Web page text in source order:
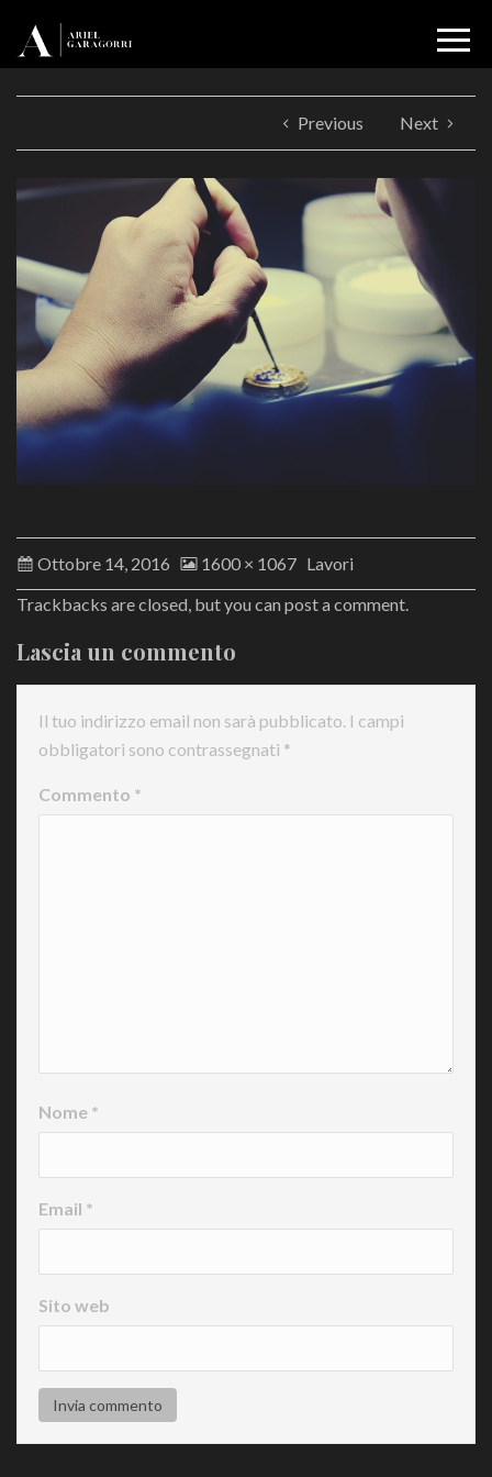
Previous Next
Ottobre 14, 2016 1600 × 1067 Lavori
Trackbacks are closed, but you can post a comment
Lascia un commento
Il tuo indirizzo email non sarà pubblicato. I campi
obbligatori sono contrassegnati *
Commento *
Nome *
Email *
Sito web